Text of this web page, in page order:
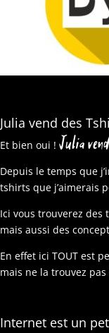
Julia vend des
Et bien oui ! Julia
Depuis le temps que
tshirts que j’aimerais
Ici vous trouverez
mais aussi des
En effet ici TOUT est
mais ne la trouvez
Internet est un